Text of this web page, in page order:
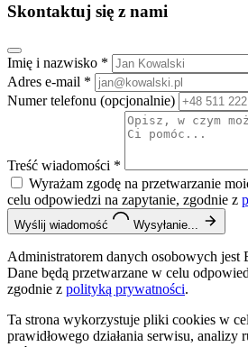
Skontaktuj się z nami
Imię i nazwisko *
Adres e-mail *
Numer telefonu (opcjonalnie)
Treść wiadomości *
Wyrażam zgodę na przetwarzanie
celu odpowiedzi na zapytanie, zgodnie z
Wyślij wiadomość Wysyłanie...
Administratorem danych osobowych jest
Dane będą przetwarzane w celu
zgodnie z polityką prywatności.
Ta strona wykorzystuje pliki cookies w
prawidłowego działania serwisu, analizy